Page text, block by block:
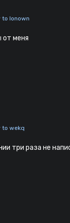
to lonown
от меня
to wekq
три раза не